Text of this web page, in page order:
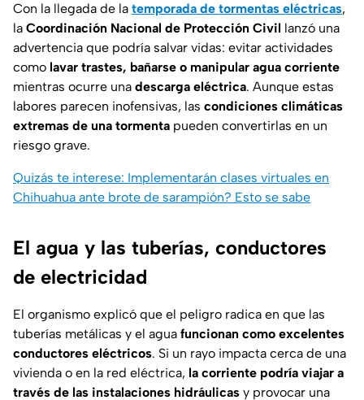
Con la llegada de la temporada de tormentas eléctricas,
la Coordinación Nacional de Protección Civil lanzó una
advertencia que podría salvar vidas: evitar actividades
como lavar trastes, bañarse o manipular agua corriente
mientras ocurre una descarga eléctrica. Aunque estas
labores parecen inofensivas, las condiciones climáticas
extremas de una tormenta pueden convertirlas en un
riesgo grave.
Quizás te interese: Implementarán clases virtuales en
Chihuahua ante brote de sarampión? Esto se sabe
El agua y las tuberías, conductores
de electricidad
El organismo explicó que el peligro radica en que las
tuberías metálicas y el agua funcionan como excelentes
conductores eléctricos. Si un rayo impacta cerca de una
vivienda o en la red eléctrica, la corriente podría viajar a
través de las instalaciones hidráulicas y provocar una